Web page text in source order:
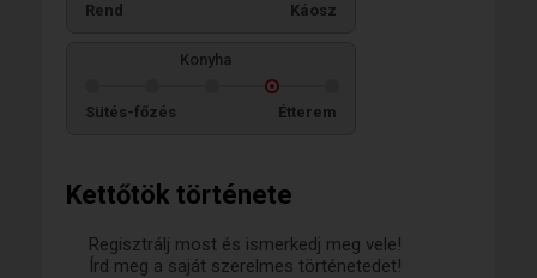
Kettőtök története
Regisztrálj most és ismerkedj meg vele!
Írd meg a saját szerelmes történetedet!
Rend Káosz
Konyha
Sütés-főzés Étterem